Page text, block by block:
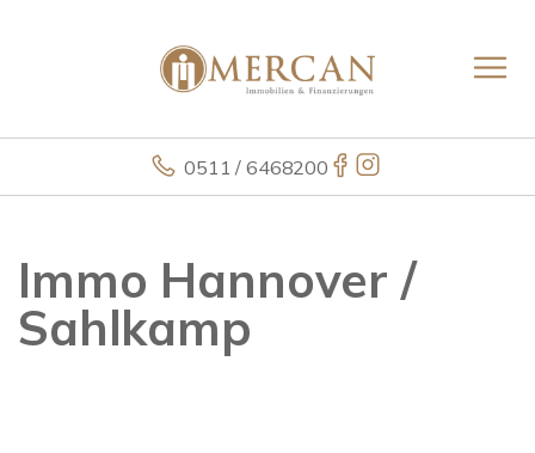
0511 / 6468200
Immo Hannover /
Sahlkamp